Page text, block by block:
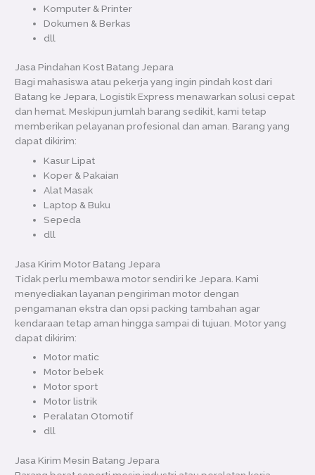
Komputer & Printer
Dokumen & Berkas
dll
Jasa Pindahan Kost Batang Jepara
Bagi mahasiswa atau pekerja yang ingin pindah kost dari
Batang ke Jepara, Logistik Express menawarkan solusi cepat
dan hemat. Meskipun jumlah barang sedikit, kami tetap
memberikan pelayanan profesional dan aman. Barang yang
dapat dikirim:
Kasur Lipat
Koper & Pakaian
Alat Masak
Laptop & Buku
Sepeda
dll
Jasa Kirim Motor Batang Jepara
Tidak perlu membawa motor sendiri ke Jepara. Kami
menyediakan layanan pengiriman motor dengan
pengamanan ekstra dan opsi packing tambahan agar
kendaraan tetap aman hingga sampai di tujuan. Motor yang
dapat dikirim:
Motor matic
Motor bebek
Motor sport
Motor listrik
Peralatan Otomotif
dll
Jasa Kirim Mesin Batang Jepara